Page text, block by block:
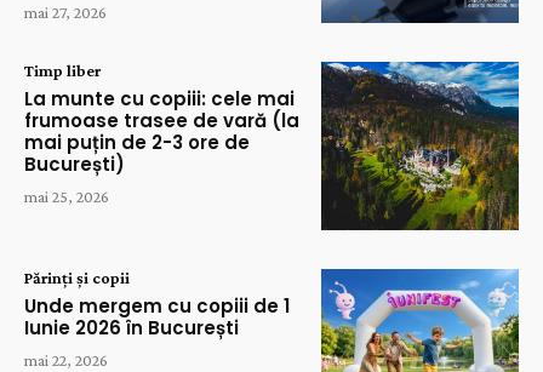
mai 27, 2026
Timp liber
La munte cu copiii: cele mai
frumoase trasee de vară (la
mai puțin de 2-3 ore de
București)
mai 25, 2026
Părinți și copii
Unde mergem cu copiii de 1
Iunie 2026 în București
mai 22, 2026